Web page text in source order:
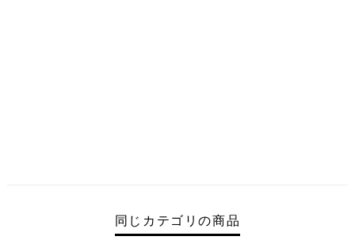
同じカテゴリの商品